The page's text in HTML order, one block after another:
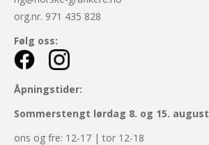
org.nr. 971 435 828
Følg oss:
Åpningstider:
Sommerstengt lørdag 8. og 15. august
ons og fre: 12-17 | tor 12-18